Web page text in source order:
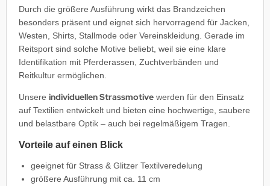
Durch die größere Ausführung wirkt das Brandzeichen
besonders präsent und eignet sich hervorragend für Jacken,
Westen, Shirts, Stallmode oder Vereinskleidung. Gerade im
Reitsport sind solche Motive beliebt, weil sie eine klare
Identifikation mit Pferderassen, Zuchtverbänden und
Reitkultur ermöglichen.
Unsere individuellen Strassmotive werden für den Einsatz
auf Textilien entwickelt und bieten eine hochwertige, saubere
und belastbare Optik – auch bei regelmäßigem Tragen.
Vorteile auf einen Blick
geeignet für Strass & Glitzer Textilveredelung
größere Ausführung mit ca. 11 cm